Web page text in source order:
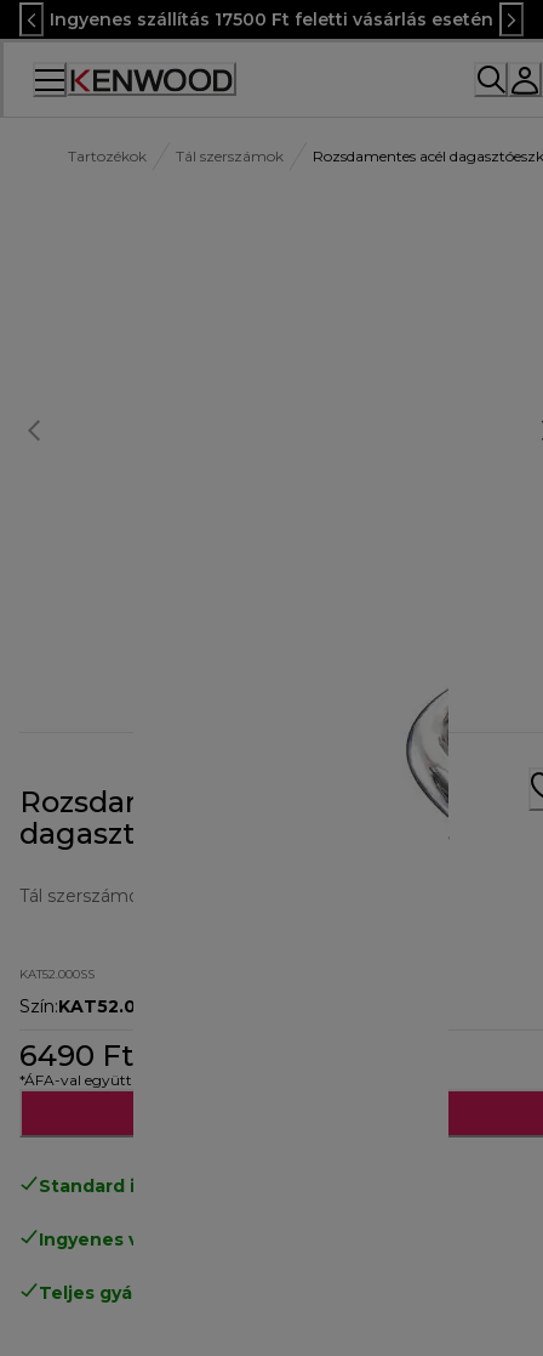
Skip
to
Content
Ingyenes szállítás 17500 Ft feletti vásárlás esetén
Accessibility
Tartozékok Tál szerszámok Rozsdamentes acél
Rozsdamentes acél
dagasztóeszköz KAT52.000SS
Tál szerszámok
KAT52.000SS
Szín:KAT52.000SS
6490 Ft
*ÁFA-val együtt
Standard ingyenes kiszállítás
Ingyenes visszaküldés
Teljes gyártói garancia